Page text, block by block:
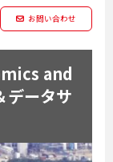
お問い合わせ
and
データサ